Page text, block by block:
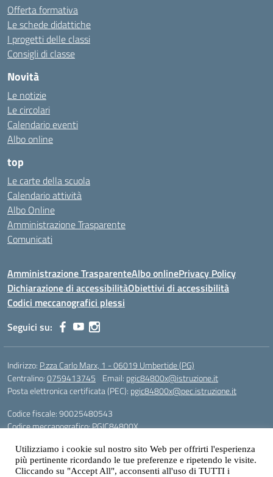
Offerta formativa
Le schede didattiche
I progetti delle classi
Consigli di classe
Novità
Le notizie
Le circolari
Calendario eventi
Albo online
top
Le carte della scuola
Calendario attività
Albo Online
Amministrazione Trasparente
Comunicati
Amministrazione TrasparenteAlbo onlinePrivacy Policy
Dichiarazione di accessibilitàObiettivi di accessibilità
Codici meccanografici plessi
Seguici su:
Indirizzo: P.zza Carlo Marx, 1 - 06019 Umbertide (PG)
Centralino:0759413745 Email: pgic84800x@istruzione.it
Posta elettronica certificata (PEC): pgic84800x@pec.istruzione.it
Codice fiscale: 90025480543
Codice meccanografico:PGIC84800X
Gestione sito web: prof. Paolo Chitarrai
Utilizziamo i cookie sul nostro sito Web per offrirti l'esperienza
più pertinente ricordando le tue preferenze e ripetendo le visite.
Cliccando su "Accept All", acconsenti all'uso di TUTTI i